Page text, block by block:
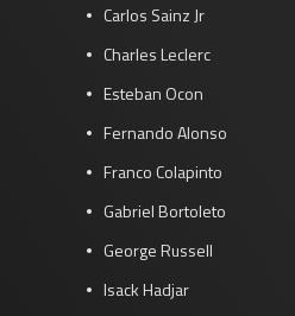
Carlos Sainz Jr
Charles Leclerc
Esteban Ocon
Fernando Alonso
Franco Colapinto
Gabriel Bortoleto
George Russell
Isack Hadjar